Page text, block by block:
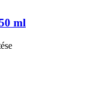
ml